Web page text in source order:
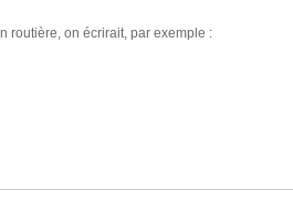
routière, on écrirait, par exemple :